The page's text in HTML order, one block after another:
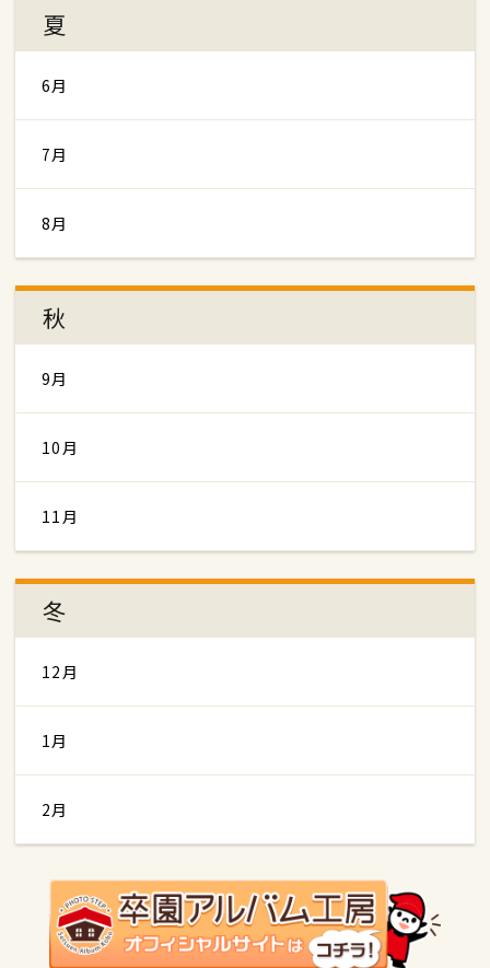
夏
6月
7月
8月
秋
9月
10月
11月
冬
12月
1月
2月